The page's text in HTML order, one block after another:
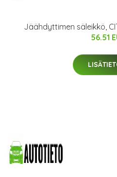
Jäähdyttimen säleikkö,
56.51